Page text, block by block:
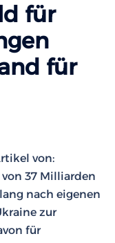
für
für
von:
37 Milliarden
nach eigenen
zur
für